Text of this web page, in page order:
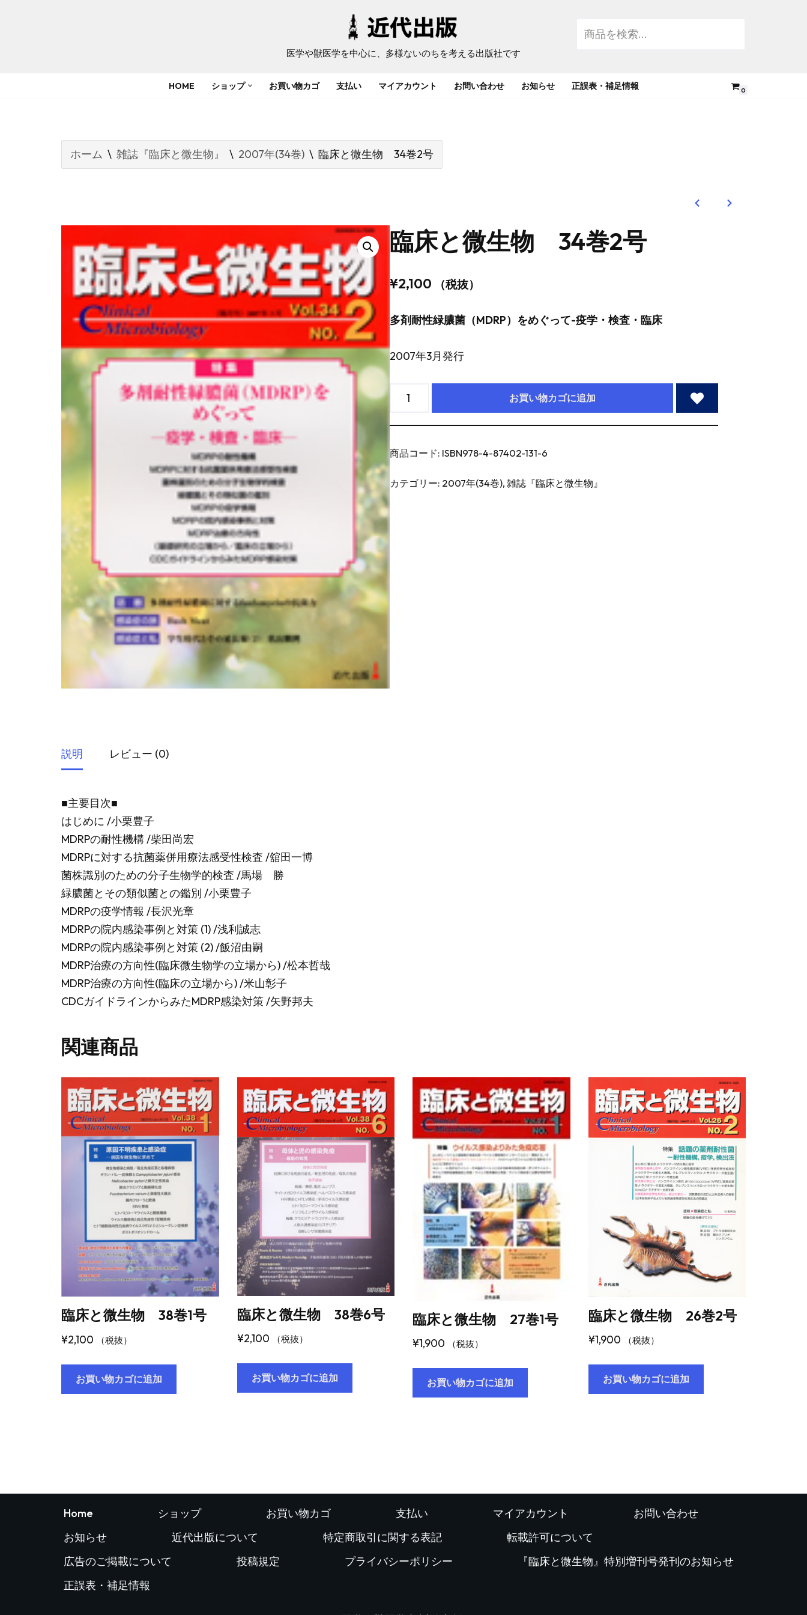
医学や獣医学を中心に、多様ないのちを考える出版社です
HOME ショップ お買い物カゴ 支払い マイアカウント お問い合わせ お知らせ 正誤表・補足情報 0
ホーム \ 雑誌『臨床と微生物』 \ 2007年(34巻) \ 臨床と微生物 34巻2号
臨床と微生物 34巻2号
¥2,100 （税抜）
多剤耐性緑膿菌（MDRP）をめぐって-疫学・検査・臨床
2007年3月発行
お買い物カゴに追加
商品コード: ISBN978-4-87402-131-6
カテゴリー: 2007年(34巻),雑誌『臨床と微生物』
説明 レビュー (0)
■主要目次■
はじめに /小栗豊子
MDRPの耐性機構 /柴田尚宏
MDRPに対する抗菌薬併用療法感受性検査 /舘田一博
菌株識別のための分子生物学的検査 /馬場 勝
緑膿菌とその類似菌との鑑別 /小栗豊子
MDRPの疫学情報 /長沢光章
MDRPの院内感染事例と対策 (1) /浅利誠志
MDRPの院内感染事例と対策 (2) /飯沼由嗣
MDRP治療の方向性(臨床微生物学の立場から) /松本哲哉
MDRP治療の方向性(臨床の立場から) /米山彰子
CDCガイドラインからみたMDRP感染対策 /矢野邦夫
関連商品
臨床と微生物 38巻1号
¥2,100 （税抜）
お買い物カゴに追加
臨床と微生物 38巻6号
¥2,100 （税抜）
お買い物カゴに追加
臨床と微生物 27巻1号
¥1,900 （税抜）
お買い物カゴに追加
臨床と微生物 26巻2号
¥1,900 （税抜）
お買い物カゴに追加
Home ショップ お買い物カゴ 支払い マイアカウント
お問い合わせ
お知らせ
近代出版について 特定商取引に関する表記
転載許可について
広告のご掲載について
投稿規定 プライバシーポリシー
『臨床と微生物』特別増刊号発刊のお知らせ
正誤表・補足情報